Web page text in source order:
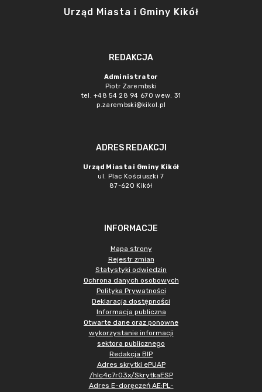
Urząd Miasta i Gminy Kikół
REDAKCJA
Administrator
Piotr Zarembski
tel. +48 54 28 94 670 wew. 31
p.zarembski@kikol.pl
ADRES REDAKCJI
Urząd Miasta i Gminy Kikół
ul. Plac Kościuszki 7
87-620 Kikół
INFORMACJE
Mapa strony
Rejestr zmian
Statystyki odwiedzin
Ochrona danych osobowych
Polityka Prywatności
Deklaracja dostępności
Informacja publiczna
Otwarte dane oraz ponowne
wykorzystanie informacji
sektora publicznego
Redakcja BIP
Adres skrytki ePUAP
/hlc4c7r03x/SkrytkaESP
Adres E-doręczeń AE:PL-